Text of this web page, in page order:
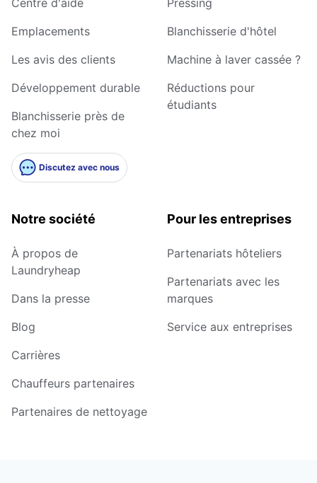
Emplacements
Les avis des clients
Développement durable
Blanchisserie près de
chez moi
Discutez avec nous
Blanchisserie d'hôtel
Machine à laver cassée ?
Réductions pour
étudiants
Notre société
À propos de
Laundryheap
Dans la presse
Blog
Carrières
Chauffeurs partenaires
Partenaires de nettoyage
Pour les entreprises
Partenariats hôteliers
Partenariats avec les
marques
Service aux entreprises